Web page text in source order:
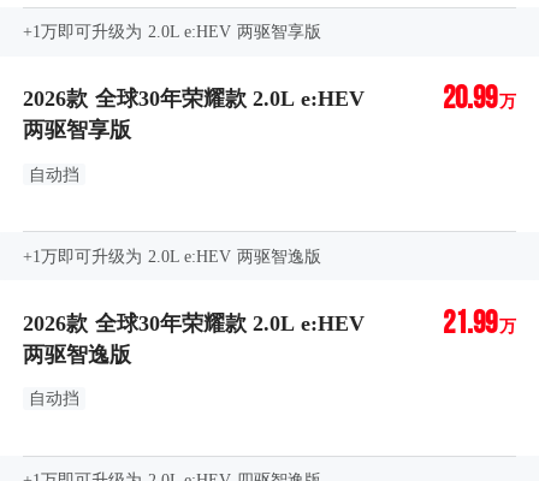
+1万即可升级为 2.0L e:HEV 两驱智享版
2026款 全球30年荣耀款 2.0L e:HEV
两驱智享版
20.99万
自动挡
+1万即可升级为 2.0L e:HEV 两驱智逸版
2026款 全球30年荣耀款 2.0L e:HEV
两驱智逸版
21.99万
自动挡